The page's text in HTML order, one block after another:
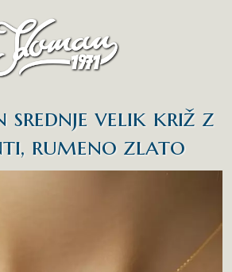
srednje velik križ z
rumeno zlato